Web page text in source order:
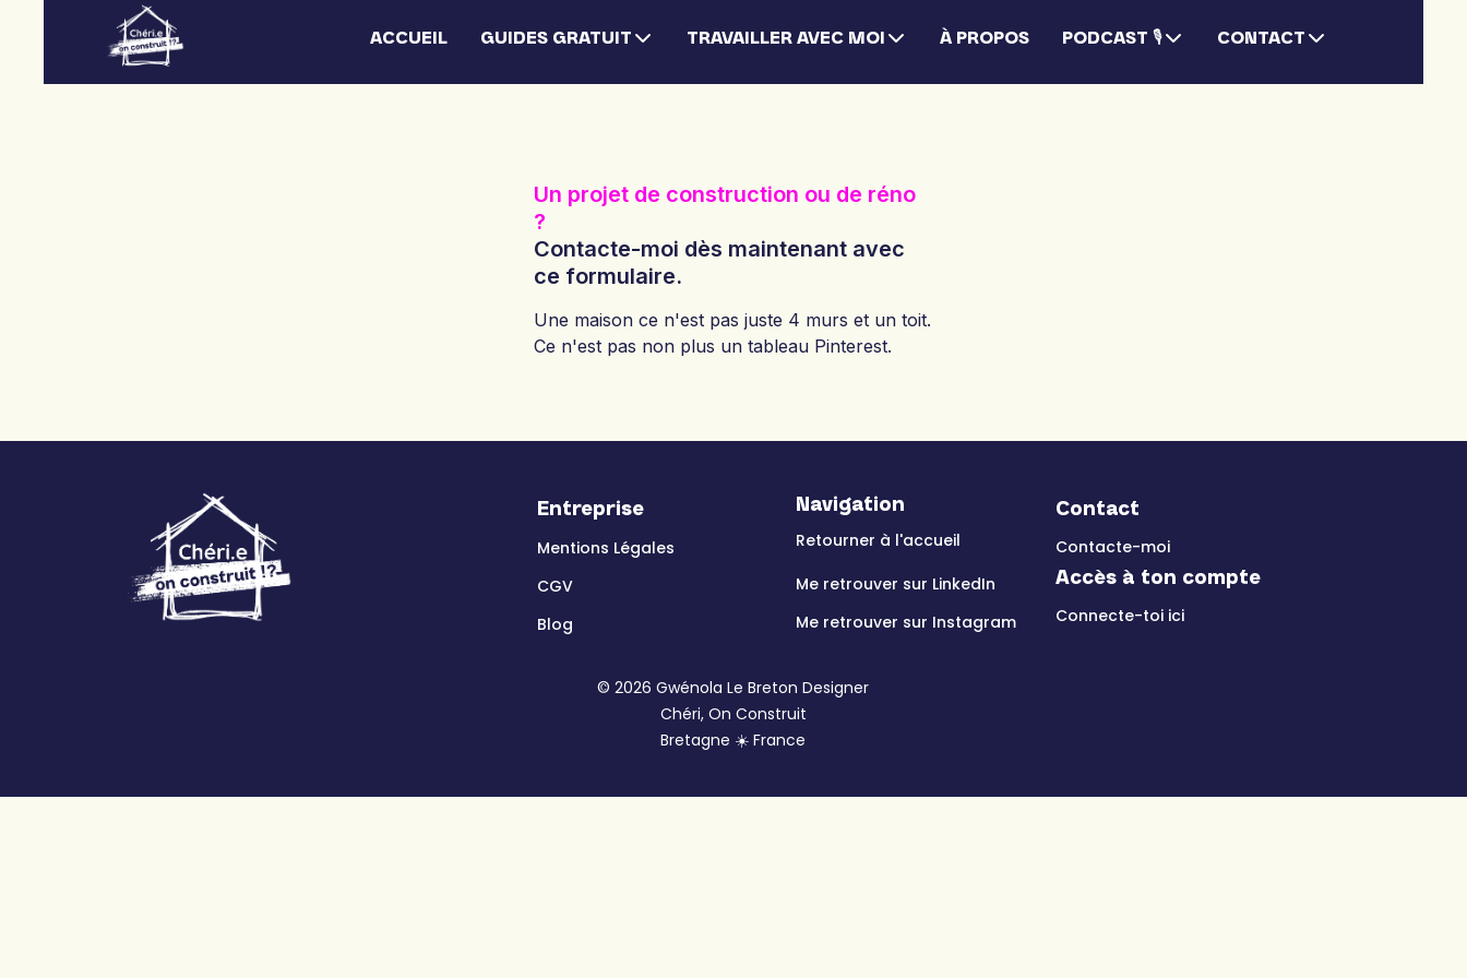
ACCUEIL GUIDES GRATUIT TRAVAILLER AVEC MOI À PROPOS PODCAST 🎙 CONTACT
Entreprise
Mentions Légales
CGV
Blog
Navigation
Retourner à l'accueil
Me retrouver sur LinkedIn
Me retrouver sur Instagram
Contact
Contacte-moi
Accès à ton compte
Connecte-toi ici
© 2026 Gwénola Le Breton Designer
Chéri, On Construit
Bretagne ☀️ France